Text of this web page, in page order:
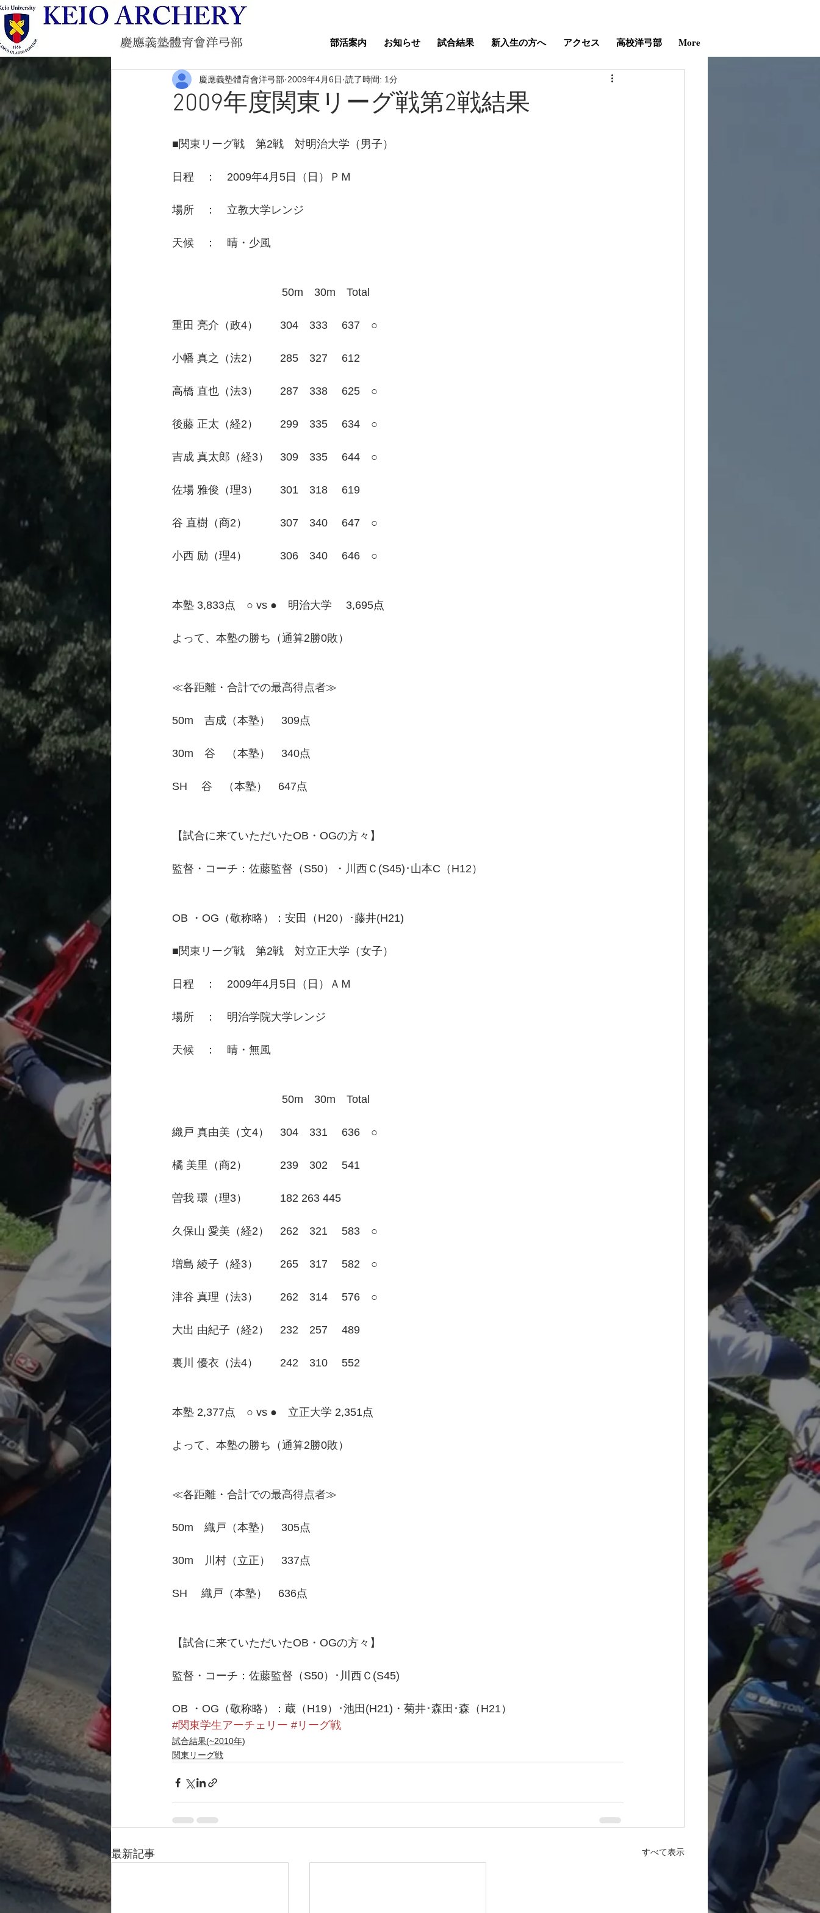
部活案内 お知らせ 試合結果 新入生の方へ アクセス 高校洋弓部 More
2009年度関東リーグ戦第2戦結果
慶應義塾體育會洋弓部 2009年4月6日 読了時間: 1分
■関東リーグ戦　第2戦　対明治大学（男子）
日程　：　2009年4月5日（日）ＰＭ
場所　：　立教大学レンジ
天候　：　晴・少風
50m　30m　Total
重田 亮介（政4）　　304　333　 637　○
小幡 真之（法2）　　285　327　 612
高橋 直也（法3）　　287　338　 625　○
後藤 正太（経2）　　299　335　 634　○
吉成 真太郎（経3）　309　335　 644　○
佐場 雅俊（理3）　　301　318　 619
谷 直樹（商2）　　　307　340　 647　○
小西 励（理4）　　　306　340　 646　○
本塾 3,833点　○ vs ●　明治大学　 3,695点
よって、本塾の勝ち（通算2勝0敗）
≪各距離・合計での最高得点者≫
50m　吉成（本塾）　309点
30m　谷　（本塾）　340点
SH　 谷　（本塾）　647点
【試合に来ていただいたOB・OGの方々】
監督・コーチ：佐藤監督（S50）・川西Ｃ(S45)･山本C（H12）
OB ・OG（敬称略）：安田（H20）･藤井(H21)
■関東リーグ戦　第2戦　対立正大学（女子）
日程　：　2009年4月5日（日）ＡＭ
場所　：　明治学院大学レンジ
天候　：　晴・無風
50m　30m　Total
織戸 真由美（文4）　304　331　 636　○
橘 美里（商2）　　　239　302　 541
曽我 環（理3）　　　182 263 445
久保山 愛美（経2）　262　321　 583　○
増島 綾子（経3）　　265　317　 582　○
津谷 真理（法3）　　262　314　 576　○
大出 由紀子（経2）　232　257　 489
裏川 優衣（法4）　　242　310　 552
本塾 2,377点　○ vs ●　立正大学 2,351点
よって、本塾の勝ち（通算2勝0敗）
≪各距離・合計での最高得点者≫
50m　織戸（本塾）　305点
30m　川村（立正）　337点
SH　 織戸（本塾）　636点
【試合に来ていただいたOB・OGの方々】
監督・コーチ：佐藤監督（S50）･川西Ｃ(S45)
OB ・OG（敬称略）：蔵（H19）･池田(H21)・菊井･森田･森（H21）
#関東学生アーチェリー #リーグ戦
試合結果(~2010年)
関東リーグ戦
最新記事 すべて表示